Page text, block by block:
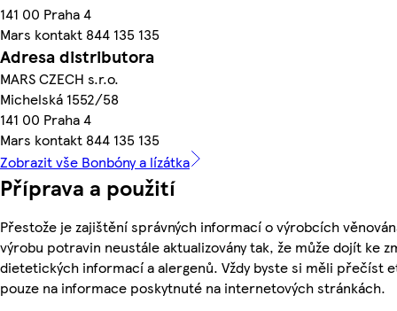
141 00 Praha 4
Mars kontakt 844 135 135
Adresa distributora
MARS CZECH s.r.o.
Michelská 1552/58
141 00 Praha 4
Mars kontakt 844 135 135
Zobrazit vše Bonbóny a lízátka
Příprava a použití
Přestože je zajištění správných informací o výrobcích
výrobu potravin neustále aktualizovány tak, že může dojít ke
dietetických informací a alergenů. Vždy byste si měli přečíst
pouze na informace poskytnuté na internetových stránkách.